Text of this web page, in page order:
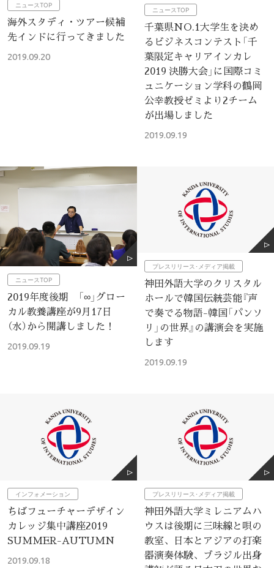
ニュースTOP
海外スタディ・ツアー候補
先インドに行ってきました
2019.09.20
ニュースTOP
千葉県NO.1大学生を決め
るビジネスコンテスト「千
葉限定キャリアインカレ
2019 決勝大会」に国際コミ
ュニケーション学科の鶴岡
公幸教授ゼミより2チーム
が出場しました
2019.09.19
ニュースTOP
2019年度後期 「∞」グロー
カル教養講座が9月17日
（水）から開講しました！
2019.09.19
プレスリリース･メディア掲載
神田外語大学のクリスタル
ホールで韓国伝統芸能『声
で奏でる物語-韓国「パンソ
リ」の世界』の講演会を実施
します
2019.09.19
インフォメーション
ちばフューチャーデザイン
カレッジ集中講座2019
SUMMER-AUTUMN
2019.09.18
プレスリリース･メディア掲載
神田外語大学ミレニアムハ
ウスは後期に三味線と唄の
教室、日本とアジアの打楽
器演奏体験、ブラジル出身